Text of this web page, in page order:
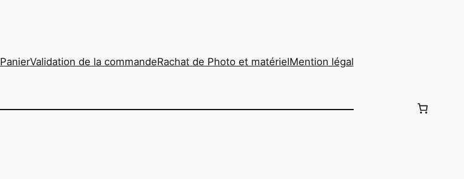
PanierValidation de la commandeRachat de Photo et matérielMention légal